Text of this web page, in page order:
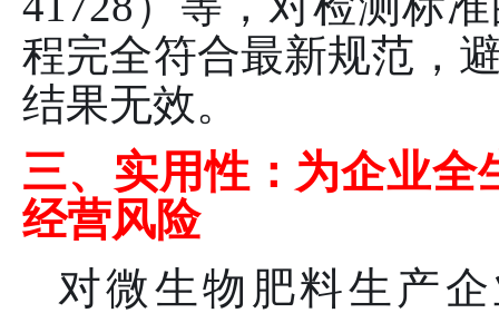
程完全符合最新规范，
结果无效。
三、实用性：为企业全
经营风险
对微生物肥料生产